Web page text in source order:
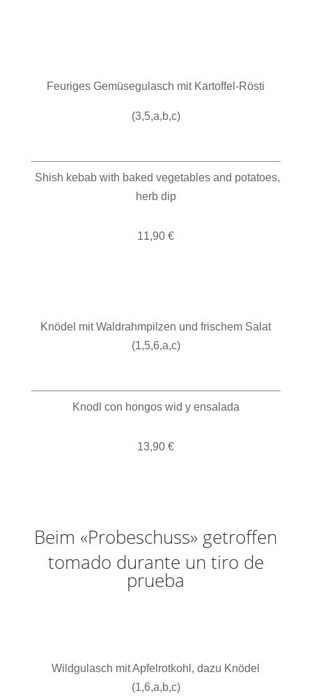
Feuriges Gemüsegulasch mit Kartoffel-Rösti
(3,5,a,b,c)
Shish kebab with baked vegetables and potatoes,
herb dip
11,90 €
Knödel mit Waldrahmpilzen und frischem Salat
(1,5,6,a,c)
Knodl con hongos wid y ensalada
13,90 €
Beim «Probeschuss» getroffen
tomado durante un tiro de
prueba
Wildgulasch mit Apfelrotkohl, dazu Knödel
(1,6,a,b,c)